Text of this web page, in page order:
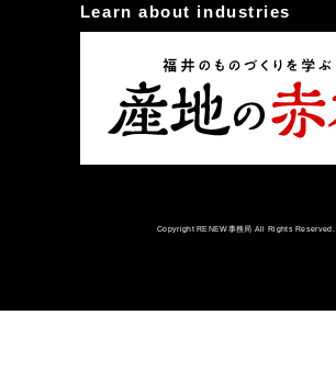
Learn about industries
Copyright RENEW事務局 All Rights Reserved.